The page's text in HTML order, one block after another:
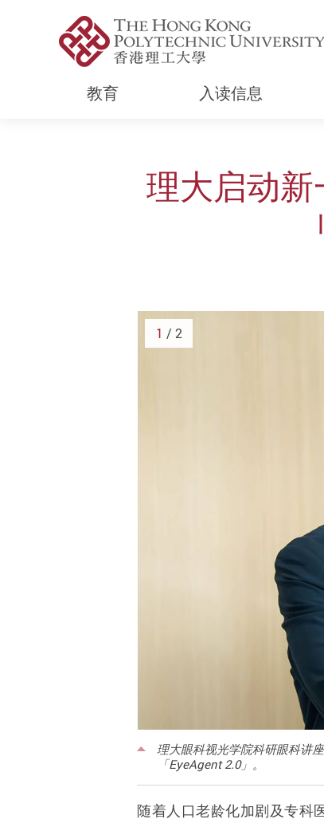
教育 入读信息
理大启动
理大眼科视光学院科研眼科讲
「EyeAgent 2.0」。
1 / 2
随着人口老龄化加剧及专科